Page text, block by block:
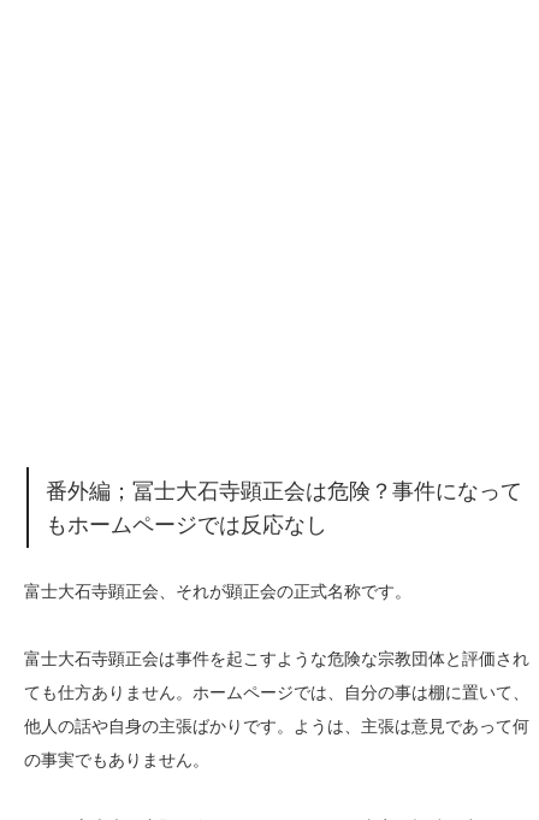
番外編；冨士大石寺顕正会は危険？事件になって
もホームページでは反応なし
富士大石寺顕正会、それが顕正会の正式名称です。
富士大石寺顕正会は事件を起こすような危険な宗教団体と評価され
ても仕方ありません。ホームページでは、自分の事は棚に置いて、
他人の話や自身の主張ばかりです。ようは、主張は意見であって何
の事実でもありません。